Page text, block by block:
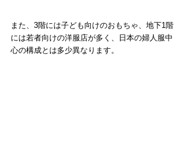
また、3階には子ども向けのおもちゃ、地下1階
には若者向けの洋服店が多く、日本の婦人服中
心の構成とは多少異なります。